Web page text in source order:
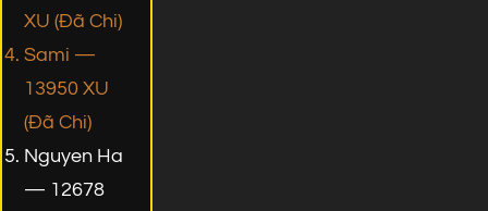
XU (Đã Chi)
Sami —
13950 XU
(Đã Chi)
Nguyen Ha
— 12678